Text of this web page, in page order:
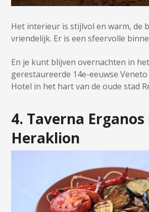
Het interieur is stijlvol en warm, de
vriendelijk. Er is een sfeervolle
En je kunt blijven overnachten in
gerestaureerde 14e-eeuwse
Hotel in het hart van de oude stad
4. Taverna Erganos
Heraklion